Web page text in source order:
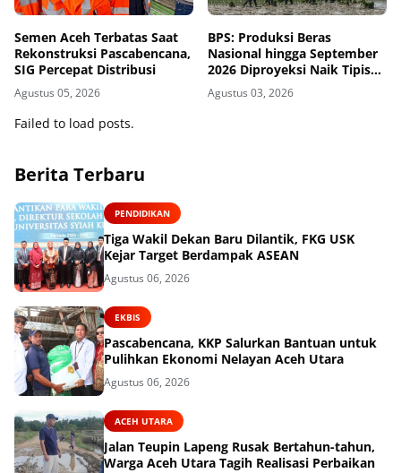
Semen Aceh Terbatas Saat
Rekonstruksi Pascabencana,
SIG Percepat Distribusi
Agustus 05, 2026
BPS: Produksi Beras
Nasional hingga September
2026 Diproyeksi Naik Tipis
0,01%, Luas Panen Mulai
Melambat
Agustus 03, 2026
Failed to load posts.
Berita Terbaru
PENDIDIKAN
Tiga Wakil Dekan Baru Dilantik, FKG USK
Kejar Target Berdampak ASEAN
Agustus 06, 2026
EKBIS
Pascabencana, KKP Salurkan Bantuan untuk
Pulihkan Ekonomi Nelayan Aceh Utara
Agustus 06, 2026
ACEH UTARA
Jalan Teupin Lapeng Rusak Bertahun-tahun,
Warga Aceh Utara Tagih Realisasi Perbaikan